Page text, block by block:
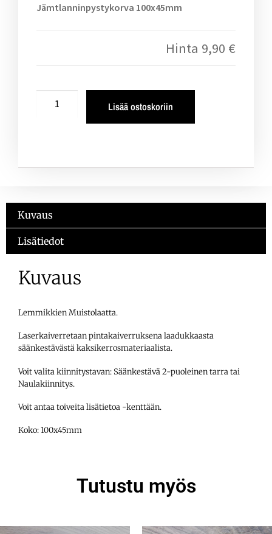
Jämtlanninpystykorva 100x45mm
Hinta 9,90 €
Lisää ostoskoriin
Kuvaus
Lisätiedot
Kuvaus
Lemmikkien Muistolaatta.
Laserkaiverretaan pintakaiverruksena laadukkaasta
säänkestävästä kaksikerrosmateriaalista.
Voit valita kiinnitystavan: Säänkestävä 2-puoleinen tarra tai
Naulakiinnitys.
Voit antaa toiveita lisätietoa -kenttään.
Koko: 100x45mm
Tutustu myös